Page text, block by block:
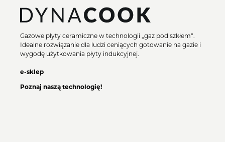
Gazowe płyty ceramiczne w technologii „gaz pod szkłem”.
Idealne rozwiązanie dla ludzi ceniących gotowanie na gazie i
wygodę użytkowania płyty indukcyjnej.
e-sklep
Poznaj naszą technologię!